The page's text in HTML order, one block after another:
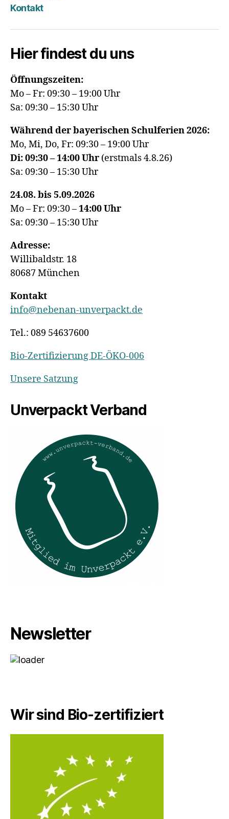
Kontakt
Hier findest du uns
Öffnungszeiten:
Mo – Fr: 09:30 – 19:00 Uhr
Sa: 09:30 – 15:30 Uhr
Während der bayerischen Schulferien 2026:
Mo, Mi, Do, Fr: 09:30 – 19:00 Uhr
Di: 09:30 – 14:00 Uhr (erstmals 4.8.26)
Sa: 09:30 – 15:30 Uhr
24.08. bis 5.09.2026
Mo – Fr: 09:30 –14:00Uhr
Sa: 09:30 – 15:30 Uhr
Adresse:
Willibaldstr. 18
80687 München
Kontakt
info@nebenan-unverpackt.de
Tel.: 089 54637600
Bio-Zertifizierung DE-ÖKO-006
Unsere Satzung
Unverpackt Verband
Newsletter
Wir sind Bio-zertifiziert